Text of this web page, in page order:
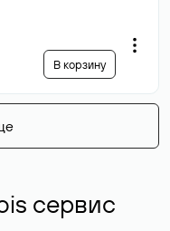
В корзину
сервис